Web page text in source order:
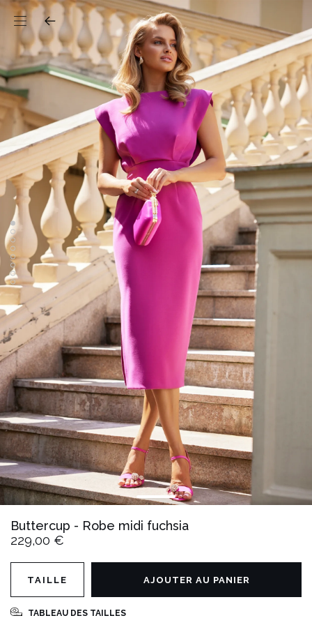
Buttercup - Robe midi fuchsia
229,00 €
TABLEAU DES TAILLES
TAILLE AJOUTER AU PANIER